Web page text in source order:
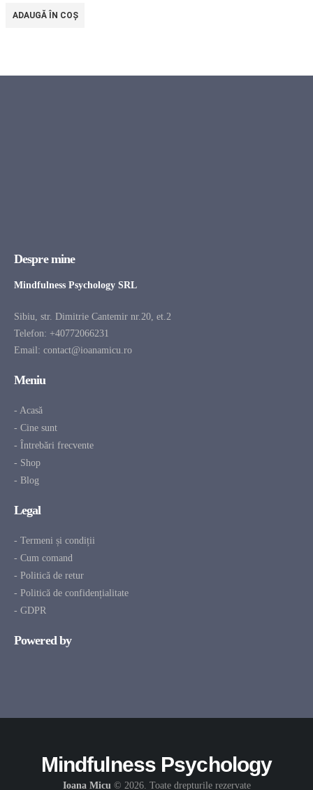
ADAUGĂ ÎN COȘ
Despre mine
Mindfulness Psychology SRL
Sibiu, str. Dimitrie Cantemir nr.20, et.2
Telefon: +40772066231
Email: contact@ioanamicu.ro
Meniu
- Acasă
- Cine sunt
- Întrebări frecvente
- Shop
- Blog
Legal
- Termeni și condiții
- Cum comand
- Politică de retur
- Politică de confidențialitate
- GDPR
Powered by
Mindfulness Psychology
Ioana Micu © 2026. Toate drepturile rezervate